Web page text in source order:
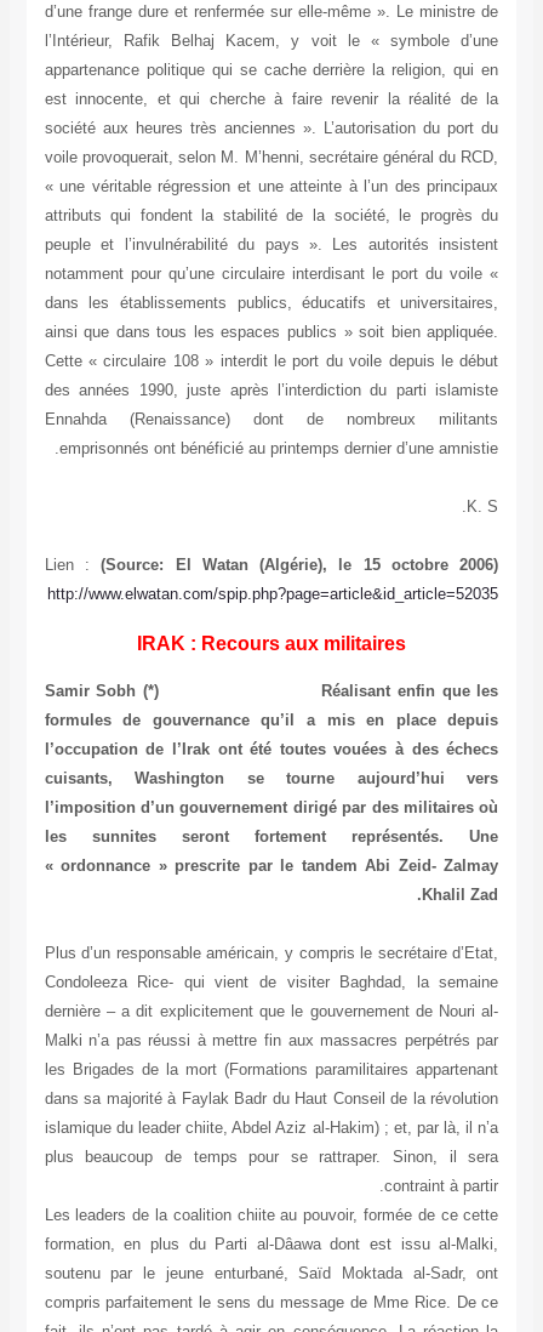
d’une frange dure et renfermée sur elle-même ». Le ministre de
l’Intérieur, Rafik Belhaj Kacem, y voit le « symbole d’une
appartenance politique qui se cache derrière la religion, qui en
est innocente, et qui cherche à faire revenir la réalité de la
société aux heures très anciennes ». L’autorisation du port du
voile provoquerait, selon M. M’henni, secrétaire général du RCD,
« une véritable régression et une atteinte à l’un des principaux
attributs qui fondent la stabilité de la société, le progrès du
peuple et l’invulnérabilité du pays ». Les autorités insistent
notamment pour qu’une circulaire interdisant le port du voile «
dans les établissements publics, éducatifs et universitaires,
ainsi que dans tous les espaces publics » soit bien appliquée.
Cette « circulaire 108 » interdit le port du voile depuis le début
des années 1990, juste après l’interdiction du parti islamiste
Ennahda (Renaissance) dont de nombreux militants
emprisonnés ont bénéficié au printemps dernier d’une amnistie.
K. S.
(Source: El Watan (Algérie), le 15 octobre 2006)
Lien :
http://www.elwatan.com/spip.php?page=article&id_article=52035
IRAK : Recours aux militaires
Samir Sobh (*)
Réalisant enfin que les
formules de gouvernance qu’il a mis en place depuis
l’occupation de l’Irak ont été toutes vouées à des échecs
cuisants, Washington se tourne aujourd’hui vers
l’imposition d’un gouvernement dirigé par des militaires où
les sunnites seront fortement représentés. Une
« ordonnance » prescrite par le tandem Abi Zeid- Zalmay
Khalil Zad.
Plus d’un responsable américain, y compris le secrétaire d’Etat,
Condoleeza Rice- qui vient de visiter Baghdad, la semaine
dernière – a dit explicitement que le gouvernement de Nouri al-
Malki n’a pas réussi à mettre fin aux massacres perpétrés par
les Brigades de la mort (Formations paramilitaires appartenant
dans sa majorité à Faylak Badr du Haut Conseil de la révolution
islamique du leader chiite, Abdel Aziz al-Hakim) ; et, par là, il n’a
plus beaucoup de temps pour se rattraper. Sinon, il sera
contraint à partir.
Les leaders de la coalition chiite au pouvoir, formée de ce cette
formation, en plus du Parti al-Dâawa dont est issu al-Malki,
soutenu par le jeune enturbané, Saïd Moktada al-Sadr, ont
compris parfaitement le sens du message de Mme Rice. De ce